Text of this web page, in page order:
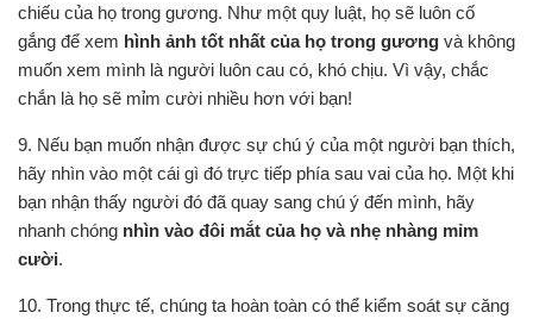
chiếu của họ trong gương. Như một quy luật, họ sẽ luôn cố
gắng để xem hình ảnh tốt nhất của họ trong gương và không
muốn xem mình là người luôn cau có, khó chịu. Vì vậy, chắc
chắn là họ sẽ mỉm cười nhiều hơn với bạn!
9. Nếu bạn muốn nhận được sự chú ý của một người bạn thích,
hãy nhìn vào một cái gì đó trực tiếp phía sau vai của họ. Một khi
bạn nhận thấy người đó đã quay sang chú ý đến mình, hãy
nhanh chóng nhìn vào đôi mắt của họ và nhẹ nhàng mỉm
cười.
10. Trong thực tế, chúng ta hoàn toàn có thể kiểm soát sự căng